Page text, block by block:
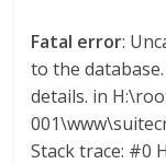
Fatal error:
to the
details. in
Stack trace: #0